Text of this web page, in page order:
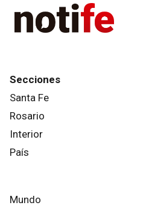
Secciones
Santa Fe
Rosario
Interior
País
Mundo